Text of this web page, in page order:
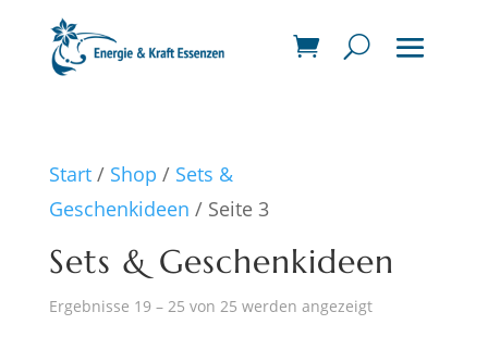
Start/ Shop / Sets &
Geschenkideen / Seite 3
Sets & Geschenkideen
Ergebnisse 19 – 25 von 25 werden angezeigt